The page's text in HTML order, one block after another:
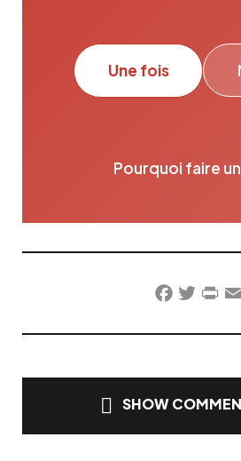
Une fois
Pourquoi faire
Facebook
Twitter
SHOW